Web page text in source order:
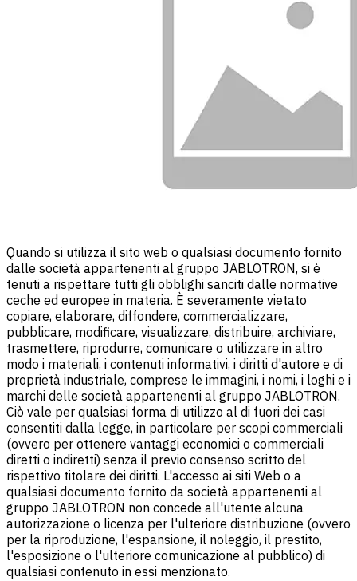
Quando si utilizza il sito web o qualsiasi documento fornito
dalle società appartenenti al gruppo JABLOTRON, si è
tenuti a rispettare tutti gli obblighi sanciti dalle normative
ceche ed europee in materia. È severamente vietato
copiare, elaborare, diffondere, commercializzare,
pubblicare, modificare, visualizzare, distribuire, archiviare,
trasmettere, riprodurre, comunicare o utilizzare in altro
modo i materiali, i contenuti informativi, i diritti d'autore e di
proprietà industriale, comprese le immagini, i nomi, i loghi e i
marchi delle società appartenenti al gruppo JABLOTRON.
Ciò vale per qualsiasi forma di utilizzo al di fuori dei casi
consentiti dalla legge, in particolare per scopi commerciali
(ovvero per ottenere vantaggi economici o commerciali
diretti o indiretti) senza il previo consenso scritto del
rispettivo titolare dei diritti. L'accesso ai siti Web o a
qualsiasi documento fornito da società appartenenti al
gruppo JABLOTRON non concede all'utente alcuna
autorizzazione o licenza per l'ulteriore distribuzione (ovvero
per la riproduzione, l'espansione, il noleggio, il prestito,
l'esposizione o l'ulteriore comunicazione al pubblico) di
qualsiasi contenuto in essi menzionato.